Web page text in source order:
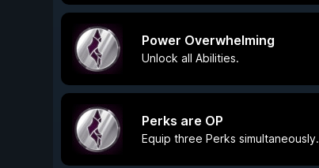
Power Overwhelming
Unlock all Abilities.
Perks are OP
Equip three Perks simultaneously.